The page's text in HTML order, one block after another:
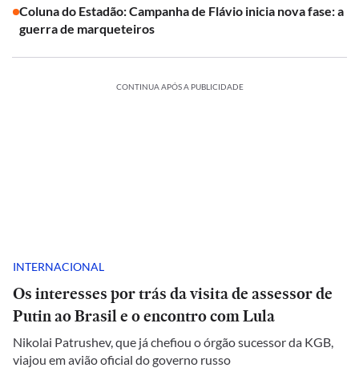
Coluna do Estadão: Campanha de Flávio inicia nova fase: a
guerra de marqueteiros
CONTINUA APÓS A PUBLICIDADE
INTERNACIONAL
Os interesses por trás da visita de assessor de
Putin ao Brasil e o encontro com Lula
Nikolai Patrushev, que já chefiou o órgão sucessor da KGB,
viajou em avião oficial do governo russo